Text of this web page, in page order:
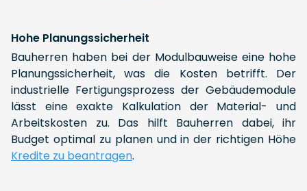
Hohe Planungssicherheit
Bauherren haben bei der Modulbauweise eine hohe
Planungssicherheit, was die Kosten betrifft. Der
industrielle Fertigungsprozess der Gebäudemodule
lässt eine exakte Kalkulation der Material- und
Arbeitskosten zu. Das hilft Bauherren dabei, ihr
Budget optimal zu planen und in der richtigen Höhe
Kredite zu beantragen.